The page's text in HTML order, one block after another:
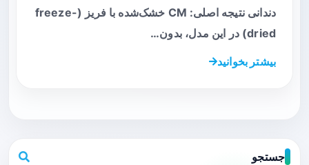
دندانی نتیجه اصلی: CM خشک‌شده با فریز (freeze-
dried) در این مدل، بدون…
بیشتر بخوانید
جستجو